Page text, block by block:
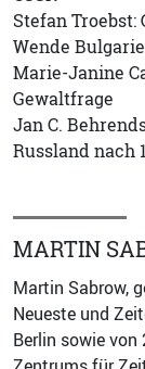
Stefan
Wende
Marie-Janine
Gewaltfrage
Jan C.
Russland nach
MARTIN
Martin Sabrow,
Neueste und
Berlin sowie